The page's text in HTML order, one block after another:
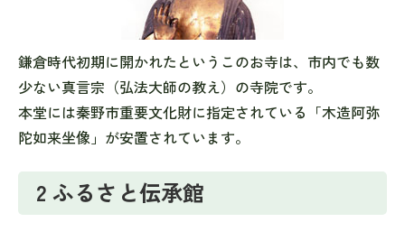
鎌倉時代初期に開かれたというこのお寺は、市内でも数
少ない真言宗（弘法大師の教え）の寺院です。
本堂には秦野市重要文化財に指定されている「木造阿弥
陀如来坐像」が安置されています。
2 ふるさと伝承館